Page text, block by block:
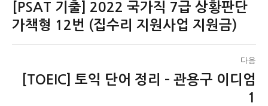
탐
색
이
전
[PSAT 기출] 2022 국가직 7급 상황판단
가책형 12번 (집수리 지원사업 지원금)
다음
[TOEIC] 토익 단어 정리 – 관용구 이디엄
1